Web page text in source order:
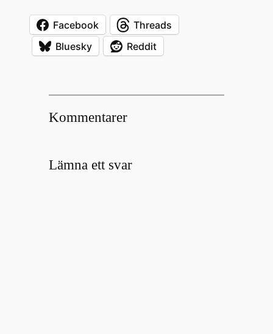
Facebook
Threads
Bluesky
Reddit
Kommentarer
Lämna ett svar